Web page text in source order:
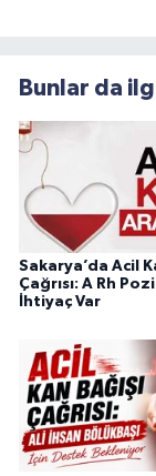
Bunlar da
Sakarya’da Acil
Çağrısı: A Rh
İhtiyaç Var